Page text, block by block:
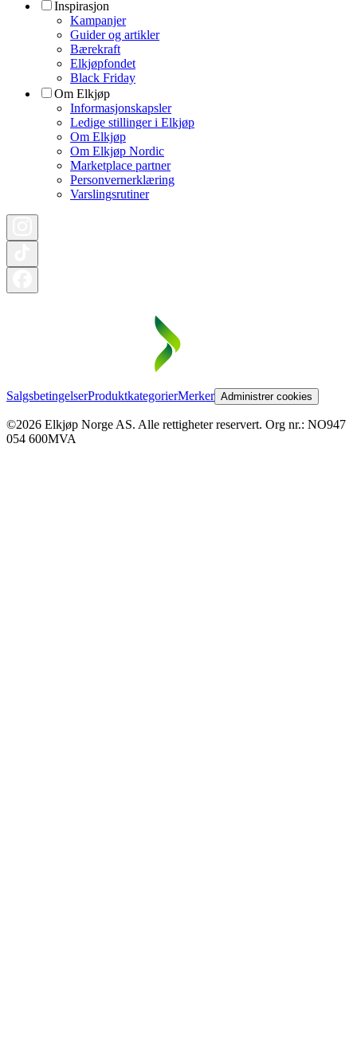
Inspirasjon
Kampanjer
Guider og artikler
Bærekraft
Elkjøpfondet
Black Friday
Om Elkjøp
Informasjonskapsler
Ledige stillinger i Elkjøp
Om Elkjøp
Om Elkjøp Nordic
Marketplace partner
Personvernerklæring
Varslingsrutiner
SalgsbetingelserProduktkategorierMerker Administrer cookies
©2026 Elkjøp Norge AS. Alle rettigheter reservert. Org nr.: NO947
054 600MVA